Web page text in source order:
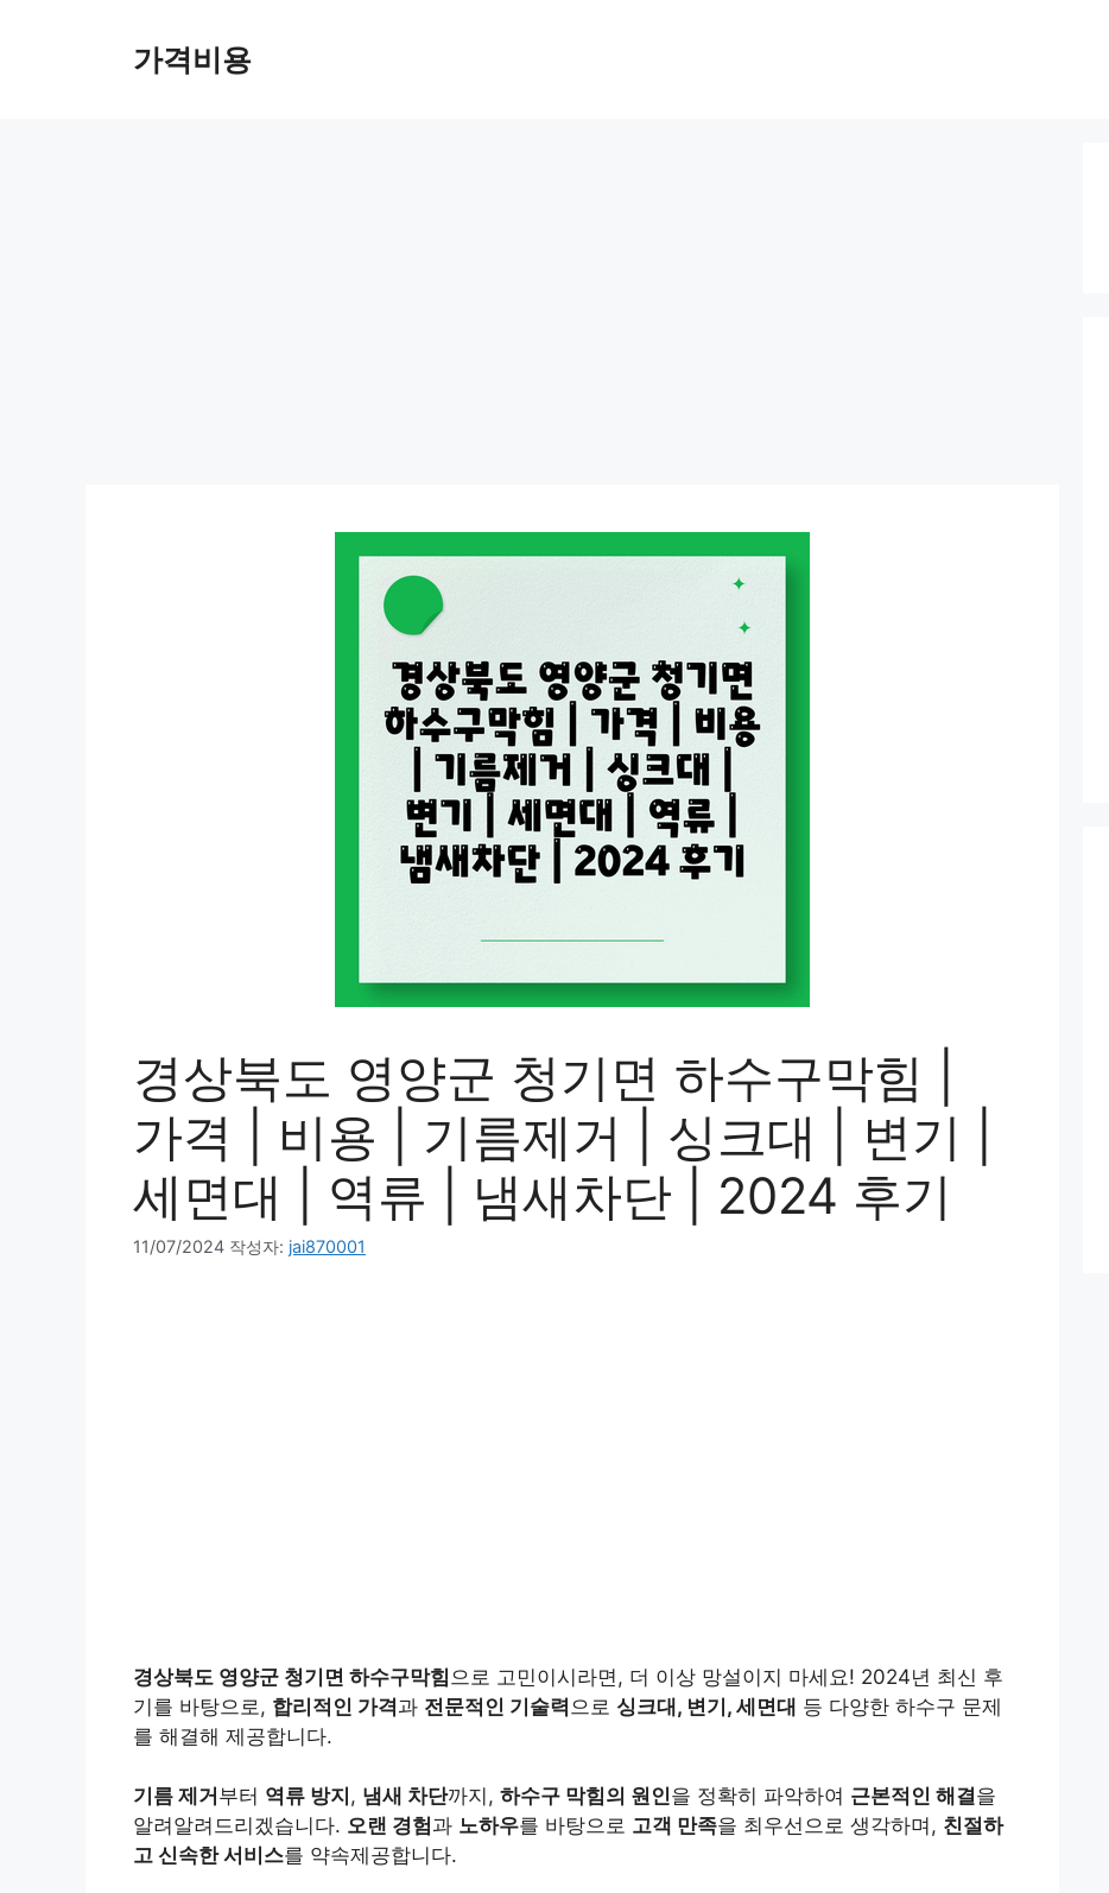
가격비용
경상북도 영양군 청기면 하수구막힘 |
가격 | 비용 | 기름제거 | 싱크대 | 변기 |
세면대 | 역류 | 냄새차단 | 2024 후기
11/07/2024 작성자: jai870001
경상북도 영양군 청기면 하수구막힘 으로 고민이시라면, 더 이상 망설이지 마세요! 2024년 최신 후
기를 바탕으로, 합리적인 가격과 전문적인 기술력 으로 싱크대, 변기, 세면대 등 다양한 하수구 문제
를 해결해 제공합니다.
기름 제거 부터 역류 방지 , 냄새 차단까지, 하수구 막힘의 원인을 정확히 파악하여 근본적인 해결을
알려알려드리겠습니다. 오랜 경험과 노하우를 바탕으로 고객 만족을 최우선으로 생각하며, 친절하
고 신속한 서비스를 약속제공합니다.